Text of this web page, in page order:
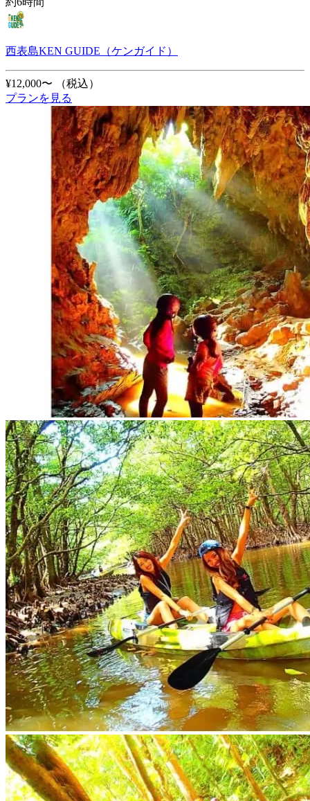
西表島KEN GUIDE（ケンガイド）
¥12,000〜
（税込）
プランを見る